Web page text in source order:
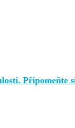
Připomeňte